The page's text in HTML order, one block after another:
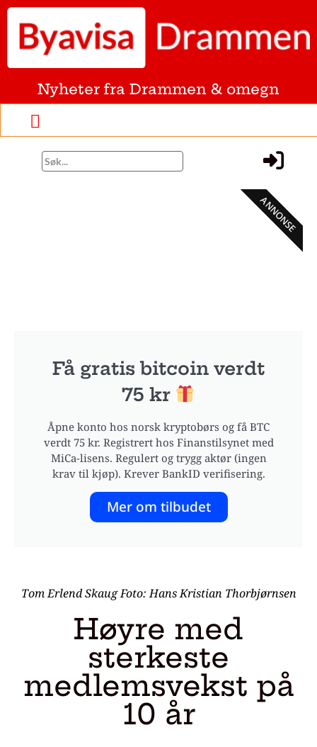
Nyheter fra Drammen & omegn
Få gratis bitcoin verdt
75 kr
Åpne konto hos norsk kryptobørs og få BTC
verdt 75 kr. Registrert hos Finanstilsynet med
MiCa-lisens. Regulert og trygg aktør (ingen
krav til kjøp). Krever BankID verifisering.
Mer om tilbudet
ANNONSE
Tom Erlend Skaug Foto: Hans Kristian Thorbjørnsen
Høyre med
sterkeste
medlemsvekst på
10 år